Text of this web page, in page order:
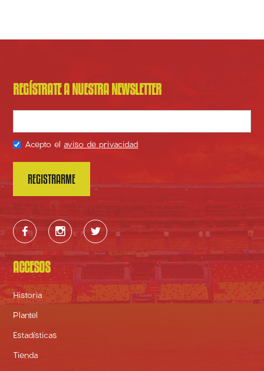
REGÍSTRATE A NUESTRA NEWSLETTER
Acepto el aviso de privacidad
  
ACCESOS
Historia
Plantel
Estadísticas
Tienda